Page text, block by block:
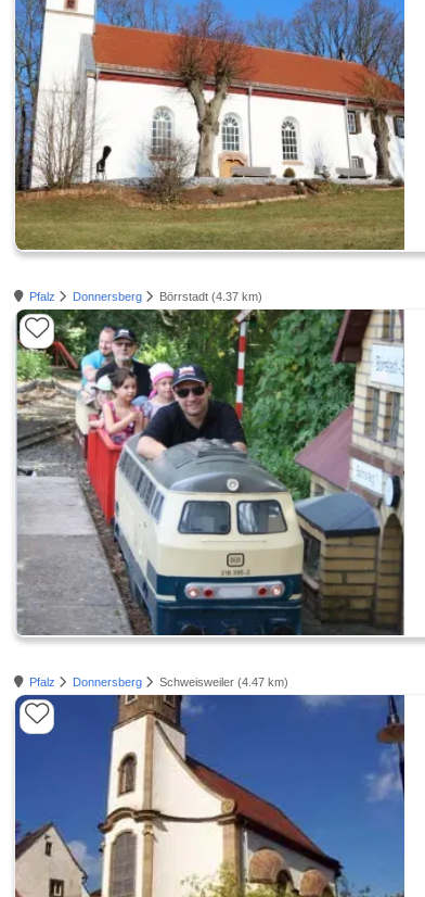
Pfalz Donnersberg Börrstadt (4.37 km)
Pfalz Donnersberg Schweisweiler (4.47 km)